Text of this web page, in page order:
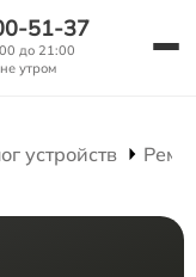
51-37
до 21:00
утром
устройств